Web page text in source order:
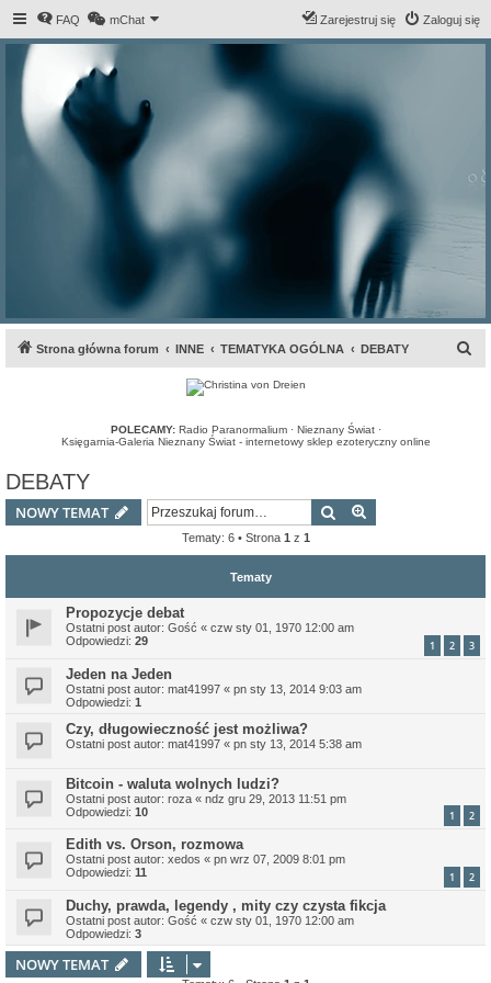
FAQ mChat Zaloguj się
Zarejestruj się
Strona główna forum INNE TEMATYKA OGÓLNA DEBATY
POLECAMY: Radio Paranormalium· Nieznany Świat·
Księgarnia-Galeria Nieznany Świat - internetowy sklep ezoteryczny online
DEBATY
NOWY TEMAT Szukaj
Tematy: 6 • Strona 1 z 1
Tematy
Propozycje debat
Ostatni post autor: Gość « czw sty 01, 1970 12:00 am
Odpowiedzi: 29 1 2 3
Jeden na Jeden
Ostatni post autor: mat41997 « pn sty 13, 2014 9:03 am
Odpowiedzi: 1
Czy, długowieczność jest możliwa?
Ostatni post autor: mat41997 « pn sty 13, 2014 5:38 am
Bitcoin - waluta wolnych ludzi?
Ostatni post autor: roza « ndz gru 29, 2013 11:51 pm
Odpowiedzi: 10 1 2
Edith vs. Orson, rozmowa
Ostatni post autor: xedos « pn wrz 07, 2009 8:01 pm
Odpowiedzi: 11 1 2
Duchy, prawda, legendy , mity czy czysta fikcja
Ostatni post autor: Gość « czw sty 01, 1970 12:00 am
Odpowiedzi: 3
NOWY TEMAT